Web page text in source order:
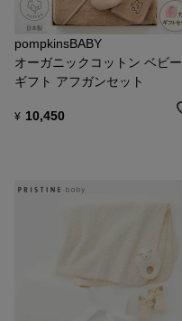
pompkinsBABY
オーガニックコットン ベビー
ギフト アフガンセット
¥ 10,450